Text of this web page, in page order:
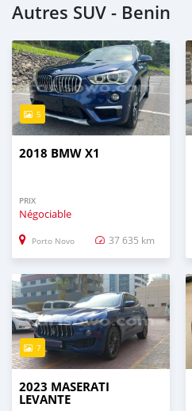
Autres SUV - Benin
5
2018 BMW X1
PRIX
Négociable
Porto Novo 37 635 km
7
2023 MASERATI
LEVANTE